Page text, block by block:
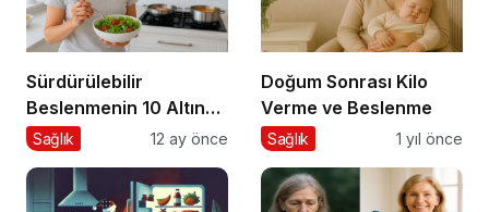
Sürdürülebilir
Beslenmenin 10 Altın
Kuralı
Sağlık 12 ay önce
Doğum Sonrası Kilo
Verme ve Beslenme
Sağlık 1 yıl önce